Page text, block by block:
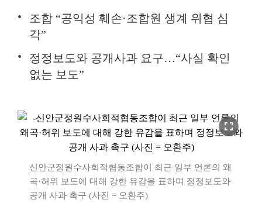
조합 “공익성 훼손·조합원 생계 위협 심
각”
정정보도와 공개사과 요구…“사실 확인
없는 보도”
fullscreen
신안군정원수사회적협동조합이 최근 일부 언론의 왜
곡·허위 보도에 대해 강한 유감을 표하며 정정보도와
공개 사과 촉구 (사진 = 오환주)